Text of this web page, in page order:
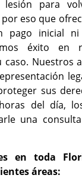
lesión para
eso que
pago inicial
éxito en
caso. Nuestros
sus
del día,
una
en toda
áreas: